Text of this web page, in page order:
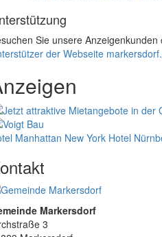
Sie unsere
der Webseite
Manhattan New York Hotel
Markersdorf
3